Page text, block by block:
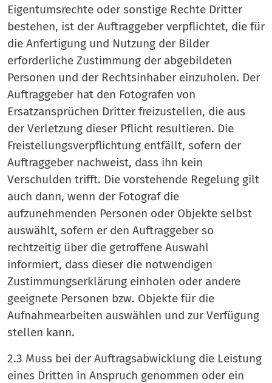
Eigentumsrechte oder sonstige Rechte Dritter
bestehen, ist der Auftraggeber verpflichtet, die für
die Anfertigung und Nutzung der Bilder
erforderliche Zustimmung der abgebildeten
Personen und der Rechtsinhaber einzuholen. Der
Auftraggeber hat den Fotografen von
Ersatzansprüchen Dritter freizustellen, die aus
der Verletzung dieser Pflicht resultieren. Die
Freistellungsverpflichtung entfällt, sofern der
Auftraggeber nachweist, dass ihn kein
Verschulden trifft. Die vorstehende Regelung gilt
auch dann, wenn der Fotograf die
aufzunehmenden Personen oder Objekte selbst
auswählt, sofern er den Auftraggeber so
rechtzeitig über die getroffene Auswahl
informiert, dass dieser die notwendigen
Zustimmungserklärung einholen oder andere
geeignete Personen bzw. Objekte für die
Aufnahmearbeiten auswählen und zur Verfügung
stellen kann.
2.3 Muss bei der Auftragsabwicklung die Leistung
eines Dritten in Anspruch genommen oder ein